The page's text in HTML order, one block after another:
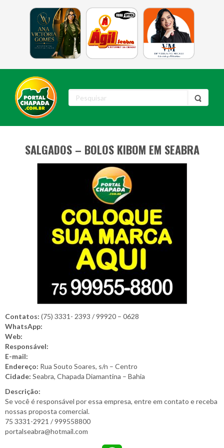
SALGADOS – BOLOS KIBOM EM SEABRA
Contatos: (75) 3331- 2393 / 99920 – 0628
WhatsApp:
Web:
Responsável:
E-mail:
Endereço: Rua Souto Soares, s/n – Centro
Cidade: Seabra, Chapada Diamantina – Bahia
Descrição:
Se você é responsável por essa empresa, entre em contato e receba
nossas proposta comercial.
75 3331-2921 / 999558800
portalseabra@hotmail.com